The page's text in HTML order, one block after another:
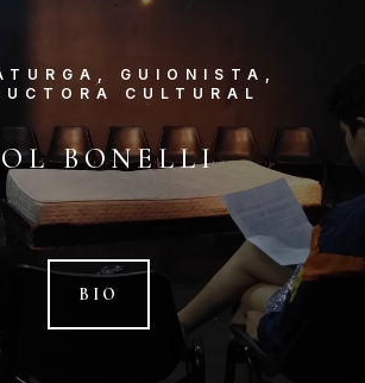
GUIONISTA,
CULTURAL
BONELLI
BIO